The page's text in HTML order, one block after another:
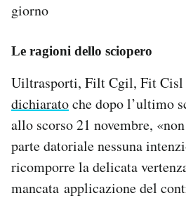
giorno
Le ragioni dello sciopero
Uiltrasporti, Filt Cgil, Fit Cisl
dichiaratoche dopo l’ultimo
allo scorso 21 novembre,
parte datoriale nessuna
ricomporre la delicata
mancata applicazione del